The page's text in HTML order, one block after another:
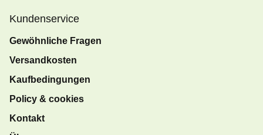
Kundenservice
Gewöhnliche Fragen
Versandkosten
Kaufbedingungen
Policy & cookies
Kontakt